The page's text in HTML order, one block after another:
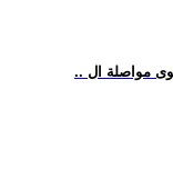
مواصلة ال